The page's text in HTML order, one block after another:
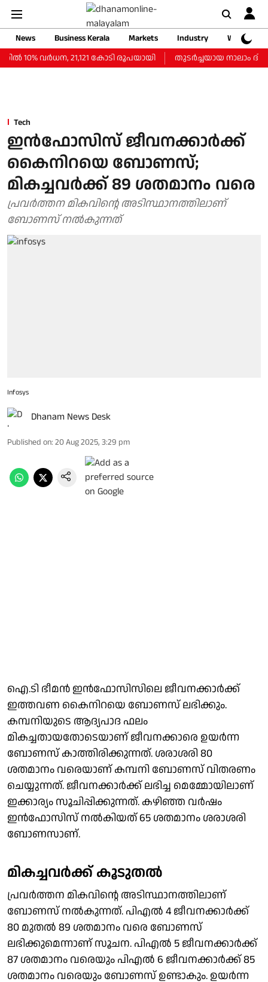
News Business Kerala Markets Industry
Web
വര്‍ധന, 21,121 കോടി രൂപയായി
തുടർച്ചയായ നാലാം
Tech
ഇന്‍ഫോസിസ് ജീവനക്കാര്‍ക്ക്
കൈനിറയെ ബോണസ്;
മികച്ചവര്‍ക്ക് 89 ശതമാനം വരെ
പ്രവര്‍ത്തന മികവിന്റെ അടിസ്ഥാനത്തിലാണ്
ബോണസ് നല്‍കുന്നത്
Infosys
Dhanam News Desk
Published on: 20 Aug 2025, 3:29 pm
ഐ.ടി ഭീമന്‍ ഇന്‍ഫോസിസിലെ ജീവനക്കാര്‍ക്ക്
ഇത്തവണ കൈനിറയെ ബോണസ് ലഭിക്കും.
കമ്പനിയുടെ ആദ്യപാദ ഫലം
മികച്ചതായതോടെയാണ് ജീവനക്കാരെ ഉയര്‍ന്ന
ബോണസ് കാത്തിരിക്കുന്നത്. ശരാശരി 80
ശതമാനം വരെയാണ് കമ്പനി ബോണസ് വിതരണം
ചെയ്യുന്നത്. ജീവനക്കാര്‍ക്ക് ലഭിച്ച മെമ്മോയിലാണ്
ഇക്കാര്യം സൂചിപ്പിക്കുന്നത്. കഴിഞ്ഞ വര്‍ഷം
ഇന്‍ഫോസിസ് നല്‍കിയത് 65 ശതമാനം ശരാശരി
ബോണസാണ്.
മികച്ചവര്‍ക്ക് കൂടുതല്‍
പ്രവര്‍ത്തന മികവിന്റെ അടിസ്ഥാനത്തിലാണ്
ബോണസ് നല്‍കുന്നത്. പിഎല്‍ 4 ജീവനക്കാര്‍ക്ക്
80 മുതല്‍ 89 ശതമാനം വരെ ബോണസ്
ലഭിക്കുമെന്നാണ് സൂചന. പിഎല്‍ 5 ജീവനക്കാര്‍ക്ക്
87 ശതമാനം വരെയും പിഎല്‍ 6 ജീവനക്കാര്‍ക്ക് 85
ശതമാനം വരെയും ബോണസ് ഉണ്ടാകും. ഉയര്‍ന്ന